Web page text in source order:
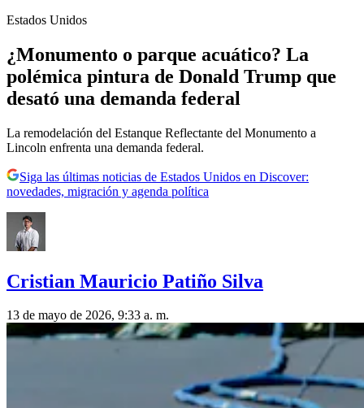
Estados Unidos
¿Monumento o parque acuático? La
polémica pintura de Donald Trump que
desató una demanda federal
La remodelación del Estanque Reflectante del Monumento a
Lincoln enfrenta una demanda federal.
Siga las últimas noticias de Estados Unidos en Discover:
novedades, migración y agenda política
Cristian Mauricio Patiño Silva
13 de mayo de 2026, 9:33 a. m.